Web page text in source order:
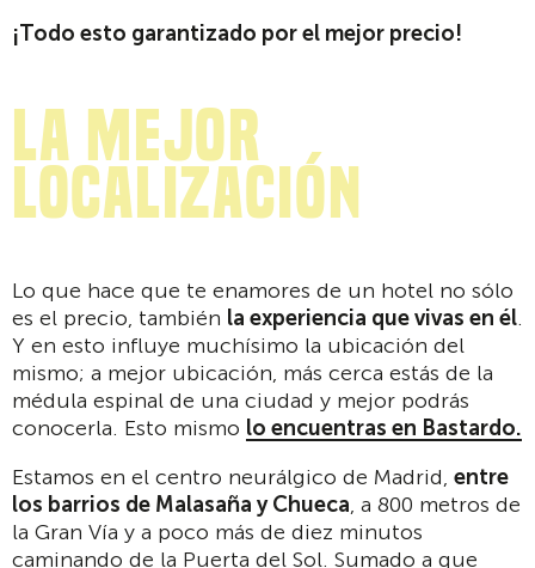
¡Todo esto garantizado por el mejor precio!
La mejor
localización
Lo que hace que te enamores de un hotel no sólo
es el precio, también la experiencia que vivas en él.
Y en esto influye muchísimo la ubicación del
mismo; a mejor ubicación, más cerca estás de la
médula espinal de una ciudad y mejor podrás
conocerla. Esto mismo lo encuentras en Bastardo.
Estamos en el centro neurálgico de Madrid, entre
los barrios de Malasaña y Chueca, a 800 metros de
la Gran Vía y a poco más de diez minutos
caminando de la Puerta del Sol. Sumado a que